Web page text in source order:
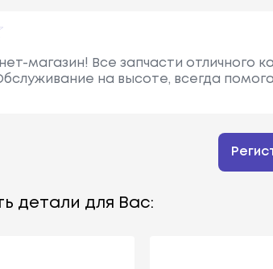
магазин! Все запчасти отличного
на высоте, всегда
детали для Вас: